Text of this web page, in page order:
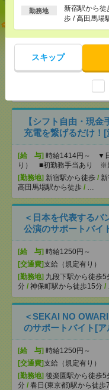
る
勤務地
新宿駅から徒
歩 / 高田馬場
スキップ
【オープニング募集
[給 与]無資格未経験：時
交通費全額支給
長後駅
【シフト自由・現
充電を繋げるだけ！[
[給 与] 時給1414円～ ▼
り） ■初勤務手当あり ※
[勤務地] 新宿駅から徒歩 /
高田馬場駅から徒歩 / …
＜日本を代表するバ
公演のサポートバイ
[給 与] 時給1250円～
[交通費]支給（規定有り）
[勤務地] 九段下駅から徒歩5
分 / 神保町駅から徒歩15分 /
＜SEKAI NO
のサポートバイト[ア
[給 与] 時給1250円～
[交通費]支給（規定有り）
[勤務地] 後楽園駅から徒歩5
分 / 春日(東京都)駅から徒歩